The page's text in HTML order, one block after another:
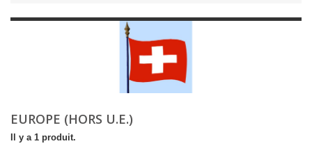
EUROPE (HORS U.E.)
Il y a 1 produit.